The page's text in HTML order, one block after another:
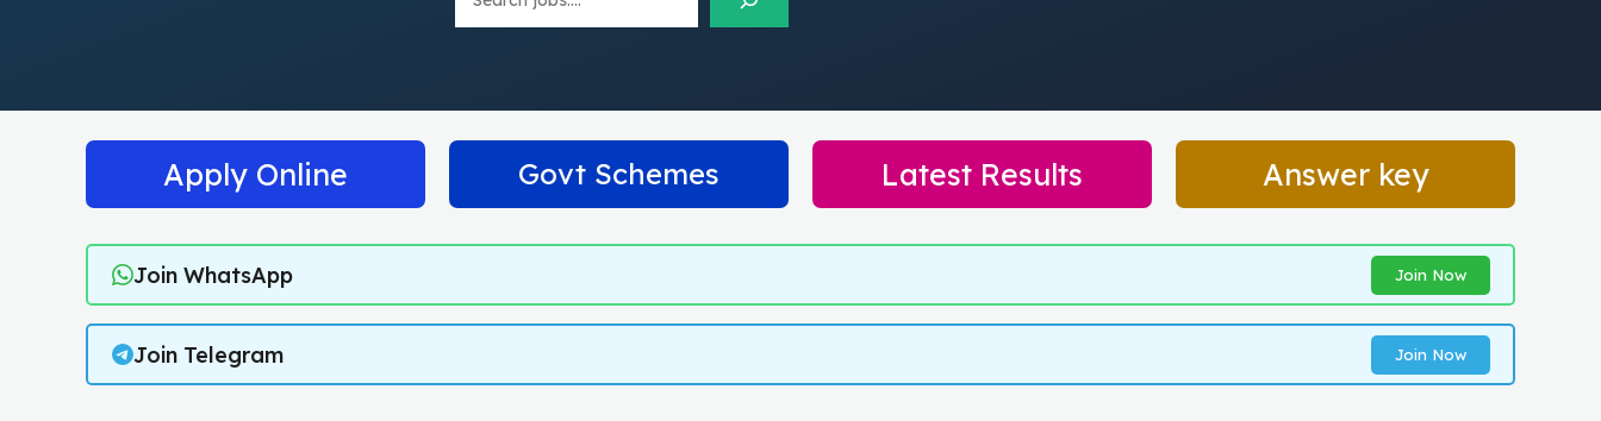
Apply Online Govt Schemes Latest Results Answer key
Join WhatsApp Join Now
Join Telegram Join Now